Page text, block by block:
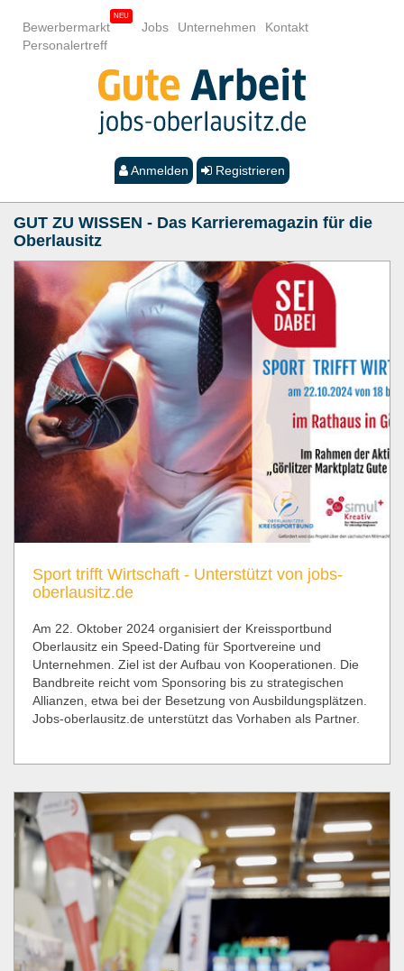
Bewerbermarkt Jobs Unternehmen
Kontakt
Personalertreff
Anmelden Registrieren
GUT ZU WISSEN - Das Karrieremagazin für die
Oberlausitz
Sport trifft Wirtschaft - Unterstützt von jobs-
oberlausitz.de
Am 22. Oktober 2024 organisiert der Kreissportbund
Oberlausitz ein Speed-Dating für Sportvereine und
Unternehmen. Ziel ist der Aufbau von Kooperationen. Die
Bandbreite reicht vom Sponsoring bis zu strategischen
Allianzen, etwa bei der Besetzung von Ausbildungsplätzen.
Jobs-oberlausitz.de unterstützt das Vorhaben als Partner.